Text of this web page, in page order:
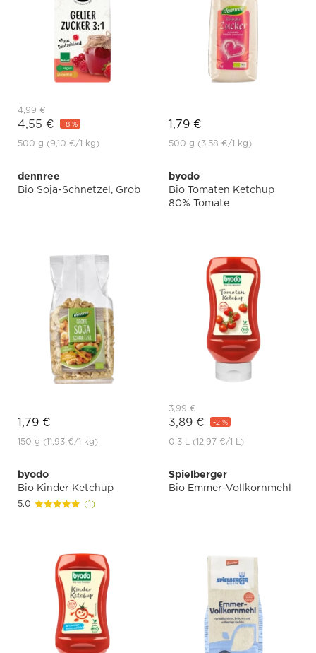
4,99 €
4,55 € -8 %
500 g (9,10 €/1 kg)
1,79 €
500 g (3,58 €/1 kg)
dennree
Bio Soja-Schnetzel, Grob
1,79 €
150 g (11,93 €/1 kg)
byodo
Bio Tomaten Ketchup
80% Tomate
3,99 €
3,89 € -2 %
0.3 L (12,97 €/1 L)
byodo
Bio Kinder Ketchup
5.0 (1)
Spielberger
Bio Emmer-Vollkornmehl